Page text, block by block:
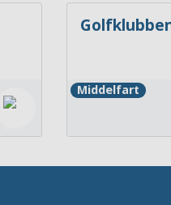
Middelfart